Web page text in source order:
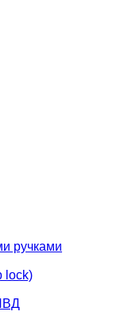
ручками
lock)